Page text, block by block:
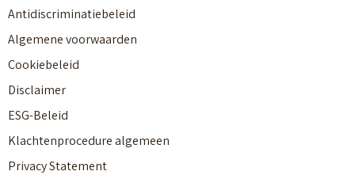
Antidiscriminatiebeleid
Algemene voorwaarden
Cookiebeleid
Disclaimer
ESG-Beleid
Klachtenprocedure algemeen
Privacy Statement